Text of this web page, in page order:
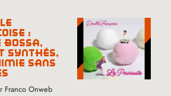
:
synthés,
sans
Franco Onweb